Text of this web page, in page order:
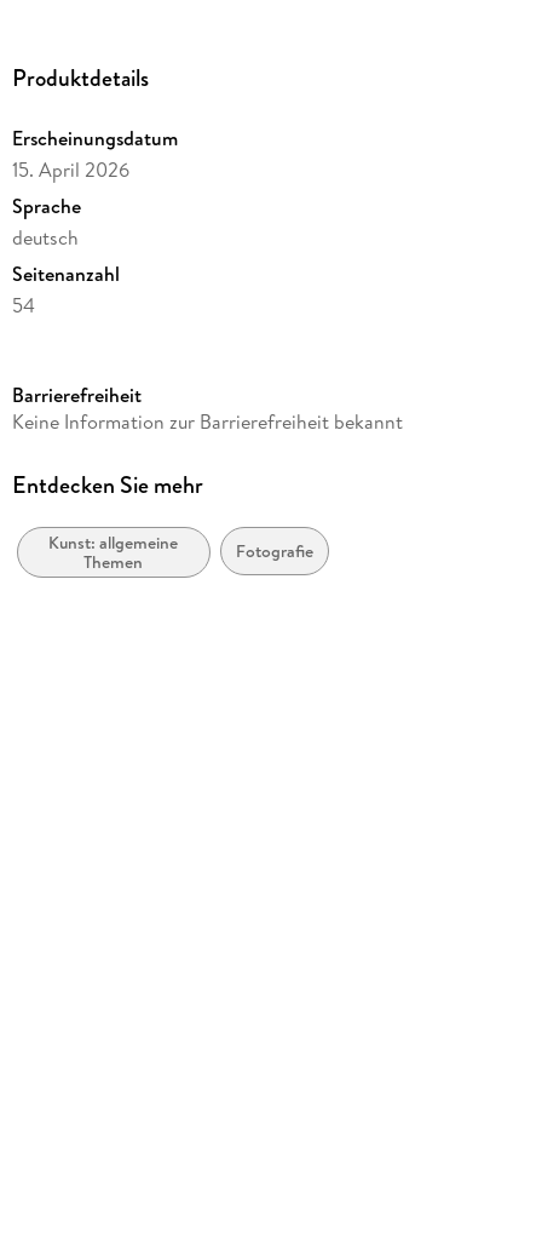
nachhaltig produziertem Papier.
Produktdetails
Erscheinungsdatum
15. April 2026
Sprache
deutsch
Seitenanzahl
54
Verlag/Hersteller
Produktart
Abbildungen
1 Titelbl., 53 Wochenbl.
Barrierefreiheit
Keine Information zur Barrierefreiheit bekannt
Entdecken Sie mehr
Kunst: allgemeine
Themen
Fotografie